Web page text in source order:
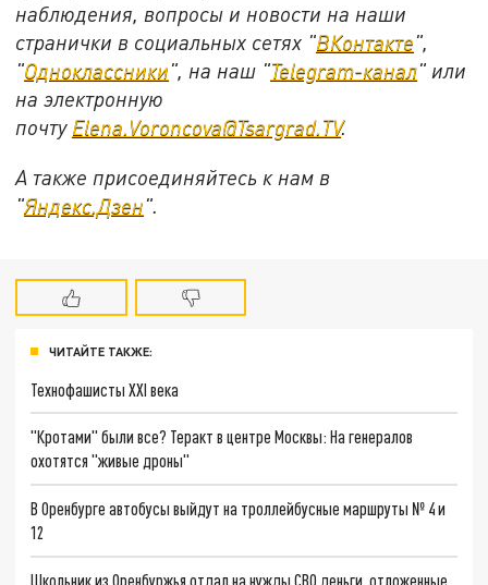
наблюдения, вопросы и новости на наши
странички в социальных сетях "ВКонтакте",
"Одноклассники", на наш "Telegram-канал" или
на электронную
почту Elena.Voroncova@Tsargrad.TV.
А также присоединяйтесь к нам в
"Яндекс.Дзен".
ЧИТАЙТЕ ТАКЖЕ:
Технофашисты XXI века
"Кротами" были все? Теракт в центре Москвы: На генералов
охотятся "живые дроны"
В Оренбурге автобусы выйдут на троллейбусные маршруты № 4 и
12
Школьник из Оренбуржья отдал на нужды СВО деньги, отложенные